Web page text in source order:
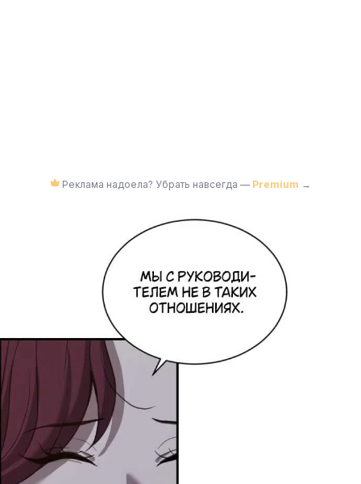
Реклама надоела? Убрать навсегда — Premium →